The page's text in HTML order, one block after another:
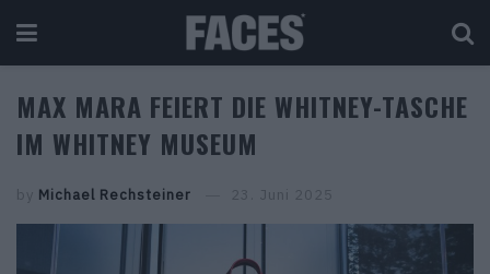
MAX MARA FEIERT DIE WHITNEY-TASCHE
IM WHITNEY MUSEUM
by Michael Rechsteiner 23. Juni 2025